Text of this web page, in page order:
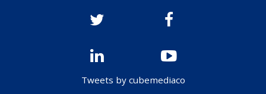
Tweets by cubemediaco